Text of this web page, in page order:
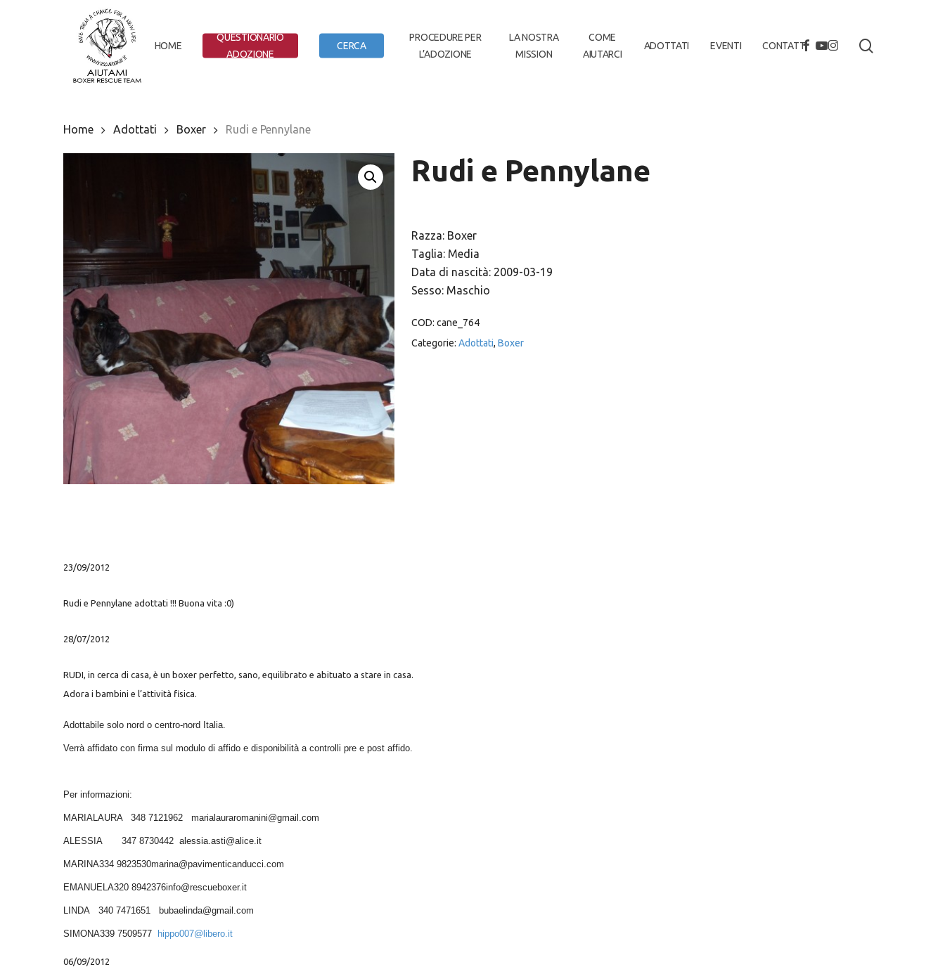
Hit enter to search or ESC to close
HOME
QUESTIONARIO
ADOZIONE
CERCA
PROCEDURE PER
L’ADOZIONE
LA NOSTRA
MISSION
COME
AIUTARCI
ADOTTATI EVENTI CONTATTIFACEBOOK
YOUTUBE
INSTAGRAM
Home Adottati Boxer Rudi e Pennylane
Rudi e Pennylane
Razza: Boxer
Taglia: Media
Data di nascità: 2009-03-19
Sesso: Maschio
COD: cane_764
Categorie: Adottati, Boxer
23/09/2012
Rudi e Pennylane adottati !!! Buona vita :0)
28/07/2012
RUDI, in cerca di casa, è un boxer perfetto, sano, equilibrato e abituato a stare in casa.
Adora i bambini e l’attività fisica.
Adottabile solo nord o centro-nord Italia.
Verrà affidato con firma sul modulo di affido e disponibilità a controlli pre e post affido.
Per informazioni:
MARIALAURA 348 7121962 marialauraromanini@gmail.com
ALESSIA 347 8730442 alessia.asti@alice.it
MARINA334 9823530marina@pavimenticanducci.com
EMANUELA320 8942376info@rescueboxer.it
LINDA 340 7471651 bubaelinda@gmail.com
SIMONA339 7509577 hippo007@libero.it
06/09/2012